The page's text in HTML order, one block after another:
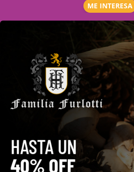
ME INTERESA